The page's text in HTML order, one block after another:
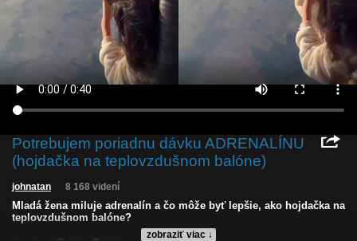
Potrebujem poriadnu dávku ADRENALÍNU
(hojdačka na teplovzdušnom balóne)
zobraziť viac ↓
johnatan 8 168 videní
Mladá žena miluje adrenalín a čo môže byť lepšie, ako hojdačka na
teplovzdušnom balóne?